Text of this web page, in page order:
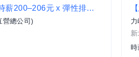
Q BURGER(南崁六福店)時薪200–206元 x 彈性排班 x 雙週發薪快又讚
營總公司)